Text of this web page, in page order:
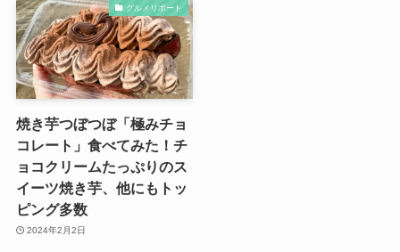
グルメリポート
焼き芋つぼつぼ「極みチョ
コレート」食べてみた！チ
ョコクリームたっぷりのス
イーツ焼き芋、他にもトッ
ピング多数
2024年2月2日